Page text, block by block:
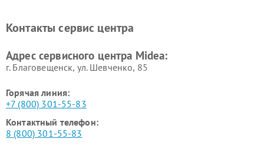
пылесосов Midea
Midea
Контакты сервис центра
Адрес сервисного центра Midea:
г. Благовещенск, ул. Шевченко, 85
Горячая линия:
+7 (800) 301-55-83
Контактный телефон:
8 (800) 301-55-83